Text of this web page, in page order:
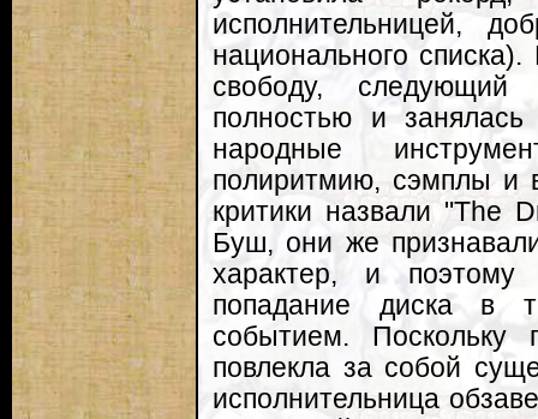
исполнительницей,
национального
свободу, следующий
полностью и
народные
полиритмию, сэмплы и
критики назвали "The
Буш, они же
характер, и поэтому
попадание диска в
событием. Поскольку
повлекла за собой
исполнительница